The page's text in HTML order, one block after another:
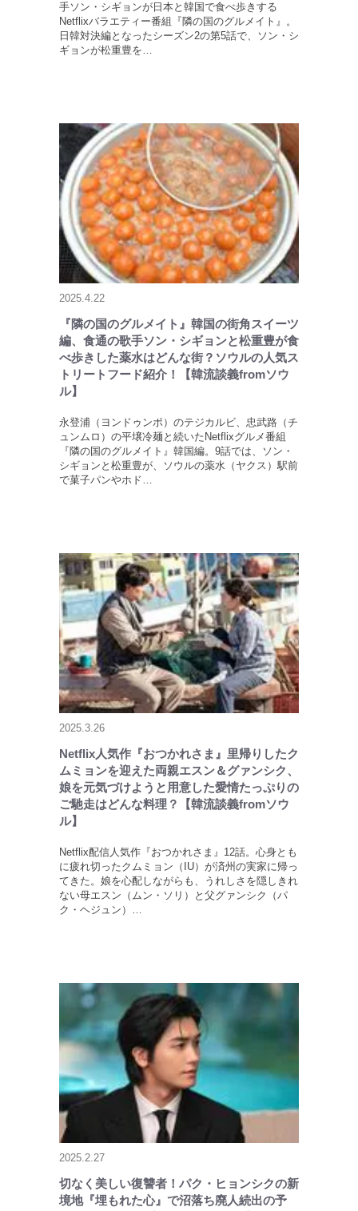
手ソン・シギョンが日本と韓国で食べ歩きする
Netflixバラエティー番組『隣の国のグルメイト』。
日韓対決編となったシーズン2の第5話で、ソン・シ
ギョンが松重豊を…
2025.4.22
『隣の国のグルメイト』韓国の街角スイーツ
編、食通の歌手ソン・シギョンと松重豊が食
べ歩きした薬水はどんな街？ソウルの人気ス
トリートフード紹介！【韓流談義fromソウ
ル】
永登浦（ヨンドゥンポ）のテジカルビ、忠武路（チ
ュンムロ）の平壌冷麺と続いたNetflixグルメ番組
『隣の国のグルメイト』韓国編。9話では、ソン・
シギョンと松重豊が、ソウルの薬水（ヤクス）駅前
で菓子パンやホド…
2025.3.26
Netflix人気作『おつかれさま』里帰りしたク
ムミョンを迎えた両親エスン＆グァンシク、
娘を元気づけようと用意した愛情たっぷりの
ご馳走はどんな料理？【韓流談義fromソウ
ル】
Netflix配信人気作『おつかれさま』12話。心身とも
に疲れ切ったクムミョン（IU）が済州の実家に帰っ
てきた。娘を心配しながらも、うれしさを隠しきれ
ない母エスン（ムン・ソリ）と父グァンシク（パ
ク・ヘジュン）…
2025.2.27
切なく美しい復讐者！パク・ヒョンシクの新
境地『埋もれた心』で沼落ち廃人続出の予